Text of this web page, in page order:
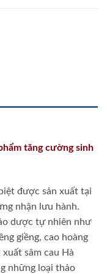
tăng cường sinh
được sản xuất tại
nhận lưu hành.
dược tự nhiên như
giềng, cao hoàng
sâm cau Hà
những loại thảo